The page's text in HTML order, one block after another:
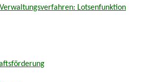
Lotsenfunktion